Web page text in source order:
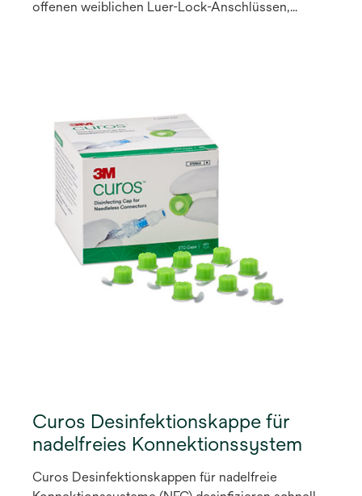
offenen weiblichen Luer-Lock-Anschlüssen,
Curos Desinfektionskappe für
nadelfreies Konnektionssystem
Curos Desinfektionskappen für nadelfreie